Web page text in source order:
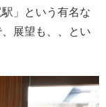
」という有名な
展望も、、とい